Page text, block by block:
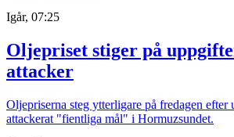
Igår, 07:25
Oljepriset stiger på
attacker
Oljepriserna steg ytterligare på fredagen efter
attackerat "fientliga mål" i Hormuzsundet.